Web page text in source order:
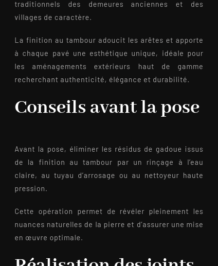
traditionnels des demeures anciennes et des
villages de caractère.
La finition au tambour adoucit les arêtes et apporte
à chaque pavé une esthétique unique, idéale pour
les aménagements extérieurs haut de gamme
recherchant authenticité, élégance et durabilité.
Conseils avant la pose
Avant la pose, éliminer les résidus de gadoue issus
de la finition au tambour par un rinçage à l’eau
claire, au tuyau d’arrosage ou au nettoyeur haute
pression.
Cette opération permet de révéler pleinement les
nuances naturelles de la pierre et d’assurer une mise
en œuvre optimale.